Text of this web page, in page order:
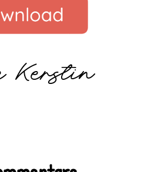
Kerstin